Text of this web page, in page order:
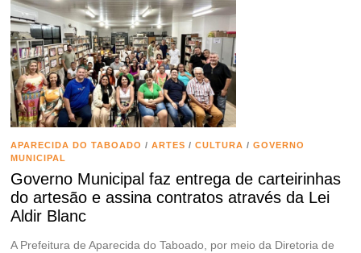
APARECIDA DO TABOADO / ARTES / CULTURA / GOVERNO
MUNICIPAL
Governo Municipal faz entrega de carteirinhas
do artesão e assina contratos através da Lei
Aldir Blanc
A Prefeitura de Aparecida do Taboado, por meio da Diretoria de